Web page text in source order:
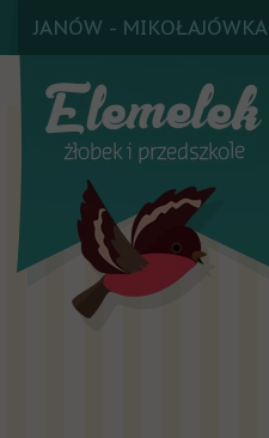
JANÓW - MIKOŁAJÓWKA